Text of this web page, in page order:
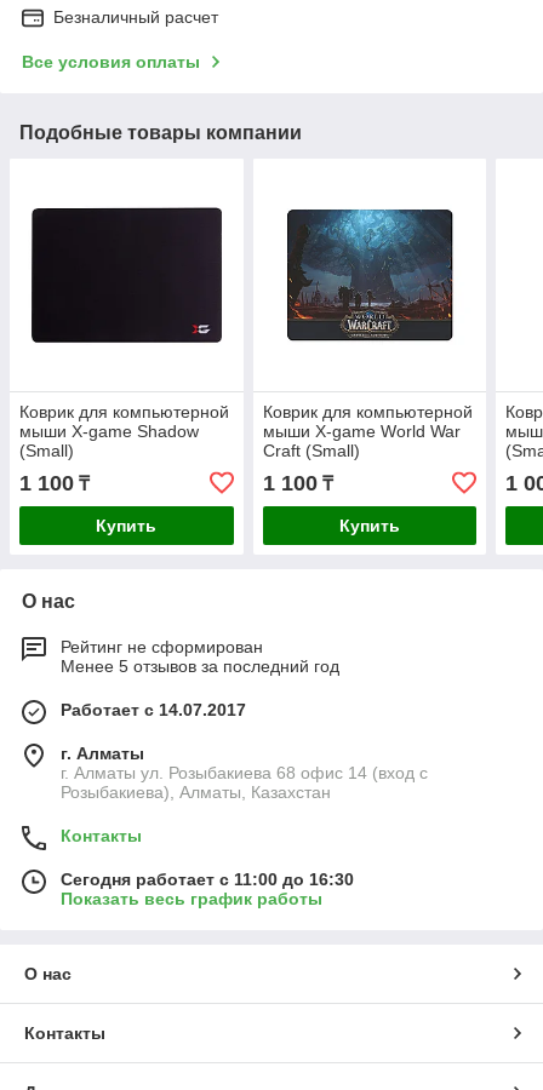
Безналичный расчет
Все условия оплаты
Подобные товары компании
Коврик для компьютерной
мыши X-game Shadow
(Small)
1 100 ₸
Купить
Коврик для компьютерной
мыши X-game World War
Craft (Small)
1 100₸
Купить
1
О нас
Рейтинг не сформирован
Менее 5 отзывов за последний год
Работает с 14.07.2017
г. Алматы
г. Алматы ул. Розыбакиева 68 офис 14 (вход с
Розыбакиева), Алматы, Казахстан
Контакты
Сегодня работает с 11:00 до 16:30
Показать весь график работы
О нас
Контакты